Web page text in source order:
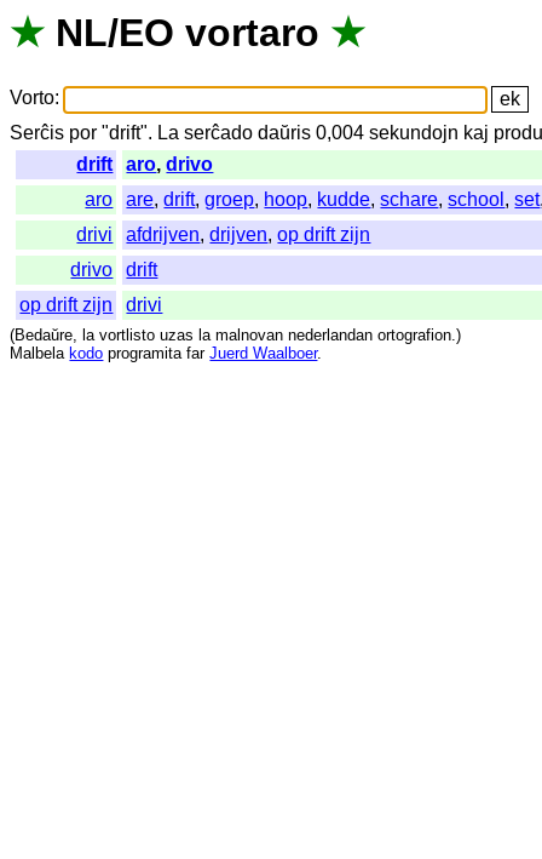
★ NL/EO vortaro ★
Vorto:
Serĉis por "drift". La serĉado daŭris 0,004sekundojn kaj
drift
aro,drivo
aro
are,drift,groep, hoop, kudde,schare,school ,set
drivi
afdrijven,drijven,op drift zijn
drivo
drift
op drift zijn
drivi
(Bedaŭre, la vortlisto uzas la malnovan nederlandan ortografion.)
Malbela kodo programita far Juerd Waalboer.